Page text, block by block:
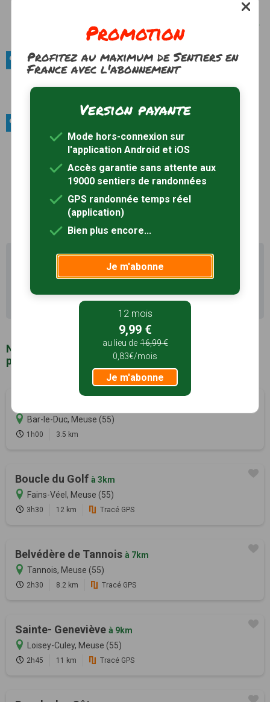
toute son importance car il accueille des espèces
Sites naturels / Vallées à visiter
Forêt de Trois-Fontaines
Voir le site
Forêt du Val
Il existe d'autres sentiers de randonnée à Bar-le-Duc
(55) pour découvrir le terroir
Recherche avancée Bar-le-Duc
Notre sélection de sentiers de randonnée à
proximité de Bar-le-Duc (55)
Bar-le-Duc, Meuse (55)
1h00 3.5 km
Boucle du Golf à 3km
Fains-Véel, Meuse (55)
3h30 12 km Tracé GPS
Belvédère de Tannois à 7km
Tannois, Meuse (55)
2h30 8.2 km Tracé GPS
Sainte- Geneviève à 9km
Loisey-Culey, Meuse (55)
2h45 11 km Tracé GPS
Promotion
Profitez au maximum de Sentiers en
France avec l'abonnement
Version payante
Mode hors-connexion sur
l'application Android et iOS
Accès garantie sans attente aux
19000 sentiers de randonnées
GPS randonnée temps réel
(application)
Bien plus encore...
Je m'abonne
12 mois
9,99 €
au lieu de 16,99 €
0,83€/mois
Je m'abonne